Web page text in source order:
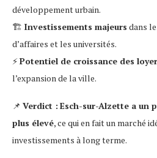
développement urbain.
🏗 Investissements majeurs dans
d’affaires et les universités.
⚡ Potentiel de croissance des
l’expansion de la ville.
📌 Verdict : Esch-sur-Alzette a un
plus élevé, ce qui en fait un marché
investissements à long terme.